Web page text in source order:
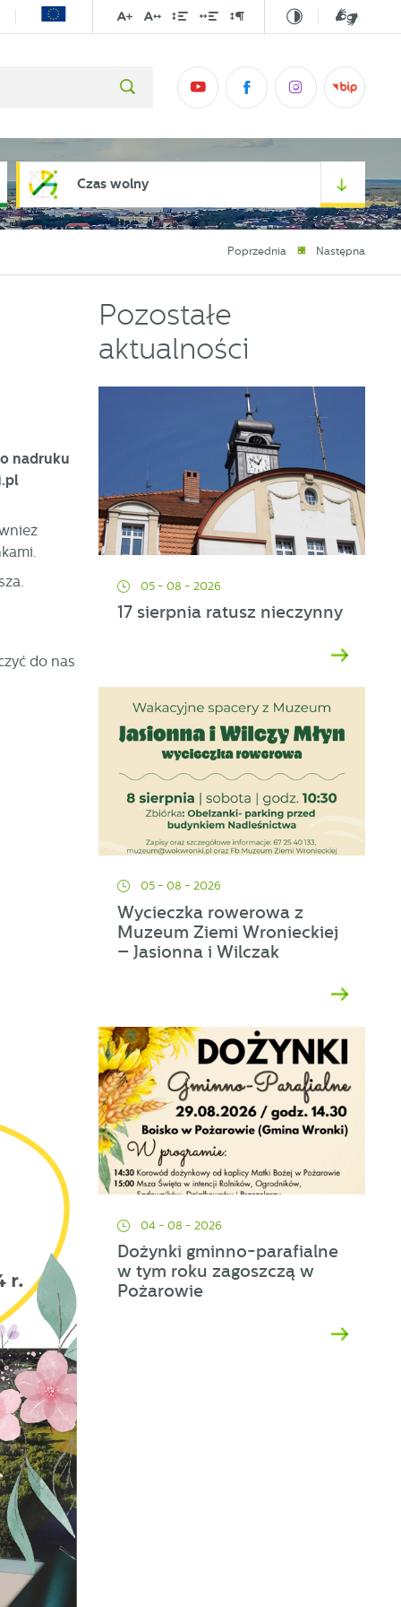
Czas wolny
Poprzednia Następna
nadruku
do nas
Pozostałe
aktualności
05 - 08 - 2026
17 sierpnia ratusz nieczynny
05 - 08 - 2026
Wycieczka rowerowa z
Muzeum Ziemi Wronieckiej
– Jasionna i Wilczak
04 - 08 - 2026
Dożynki gminno-parafialne
w tym roku zagoszczą w
Pożarowie